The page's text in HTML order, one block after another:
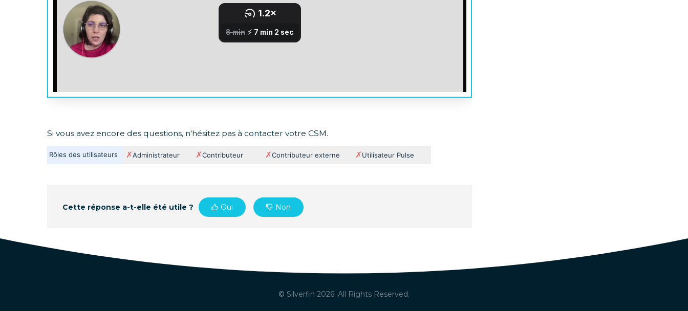
Si vous avez encore des questions, n'hésitez pas à contacter votre CSM.
Rôles des utilisateurs ✗Administrateur ✗Contributeur ✗Contributeur externe ✗Utilisateur Pulse
Cette réponse a-t-elle été utile ? Oui Non
© Silverfin 2026. All Rights Reserved.